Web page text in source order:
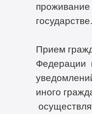
государстве.
Прием
Федерации
иного